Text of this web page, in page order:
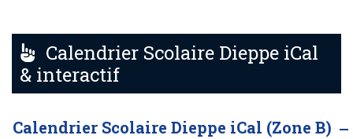
Calendrier Scolaire Dieppe iCal
& interactif
Calendrier Scolaire Dieppe iCal (Zone B)